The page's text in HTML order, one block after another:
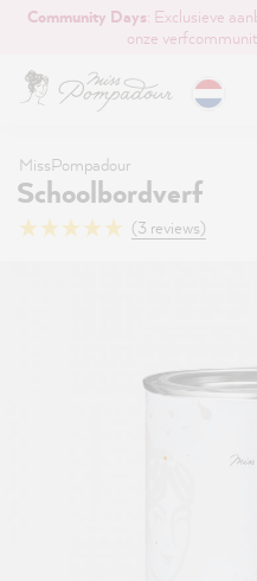
hoofdinhoud
Community Days: Exclusieve
onze
MissPompadour
Schoolbordverf
(3 reviews)